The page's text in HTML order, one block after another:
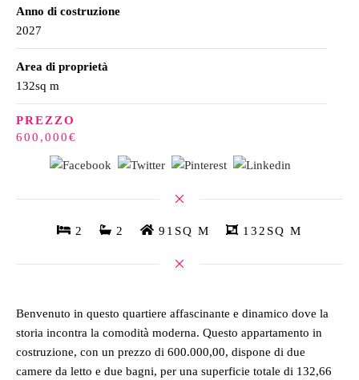
Anno di costruzione
2027
Area di proprietà
132sq m
PREZZO
600,000€
2 2 91SQ M 132SQ M
Benvenuto in questo quartiere affascinante e dinamico dove la
storia incontra la comodità moderna. Questo appartamento in
costruzione, con un prezzo di 600.000,00, dispone di due
camere da letto e due bagni, per una superficie totale di 132,66